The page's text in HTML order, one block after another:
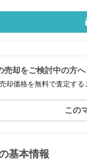
売却をご検討中の方へ
却価格を無料で査定する
この
基本情報